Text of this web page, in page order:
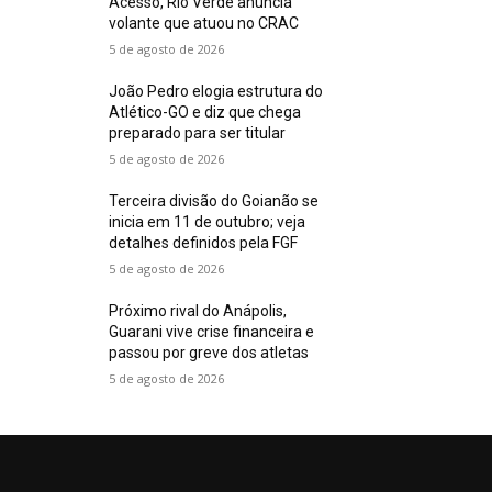
volante que atuou no CRAC
5 de agosto de 2026
João Pedro elogia estrutura do
Atlético-GO e diz que chega
preparado para ser titular
5 de agosto de 2026
Terceira divisão do Goianão se
inicia em 11 de outubro; veja
detalhes definidos pela FGF
5 de agosto de 2026
Próximo rival do Anápolis,
Guarani vive crise financeira e
passou por greve dos atletas
5 de agosto de 2026